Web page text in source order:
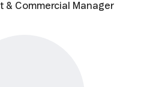
& Commercial Manager